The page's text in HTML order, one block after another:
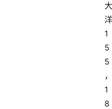
大
洋
1
5
5
，
1
8